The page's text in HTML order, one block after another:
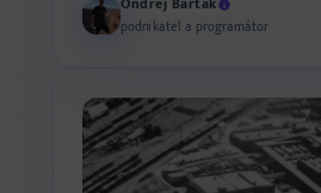
podnikatel a programátor